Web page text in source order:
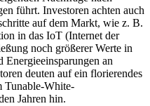
führt. Investoren achten auch
auf dem Markt, wie z. B.
in das IoT (Internet der
noch größerer Werte in
an
deuten auf ein florierendes
Tunable-White-
Jahren hin.